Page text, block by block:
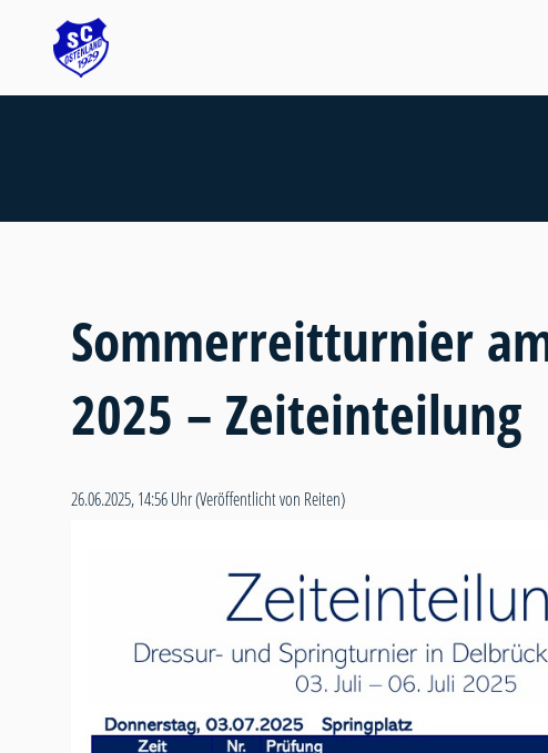
Sommerreitturnier
2025 – Zeiteinteilung
26.06.2025, 14:56 Uhr(Veröffentlicht von Reiten)